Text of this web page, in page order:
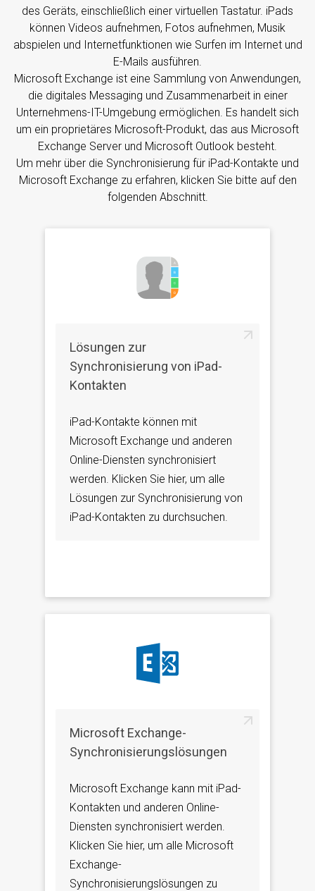
des Geräts, einschließlich einer virtuellen Tastatur. iPads
können Videos aufnehmen, Fotos aufnehmen, Musik
abspielen und Internetfunktionen wie Surfen im Internet und
E-Mails ausführen.
Microsoft Exchange ist eine Sammlung von Anwendungen,
die digitales Messaging und Zusammenarbeit in einer
Unternehmens-IT-Umgebung ermöglichen. Es handelt sich
um ein proprietäres Microsoft-Produkt, das aus Microsoft
Exchange Server und Microsoft Outlook besteht.
Um mehr über die Synchronisierung für iPad-Kontakte und
Microsoft Exchange zu erfahren, klicken Sie bitte auf den
folgenden Abschnitt.
Lösungen zur
Synchronisierung von iPad-
Kontakten
iPad-Kontakte können mit
Microsoft Exchange und anderen
Online-Diensten synchronisiert
werden. Klicken Sie hier, um alle
Lösungen zur Synchronisierung von
iPad-Kontakten zu durchsuchen.
Microsoft Exchange-
Synchronisierungslösungen
Microsoft Exchange kann mit iPad-
Kontakten und anderen Online-
Diensten synchronisiert werden.
Klicken Sie hier, um alle Microsoft
Exchange-
Synchronisierungslösungen zu